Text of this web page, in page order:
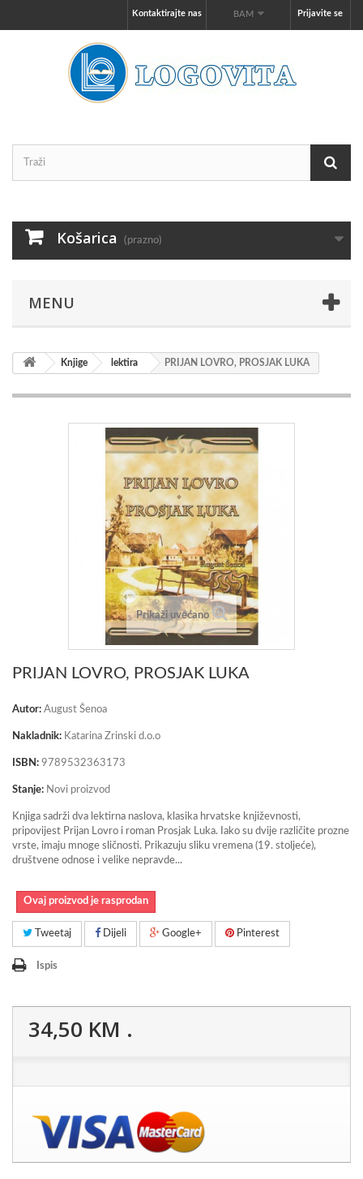
Prijavite se
BAM
Kontaktirajte nas
Košarica (prazno)
MENU
Knjige lektira PRIJAN LOVRO, PROSJAK LUKA
Prikaži uvećano
PRIJAN LOVRO, PROSJAK LUKA
Autor: August Šenoa
Nakladnik: Katarina Zrinski d.o.o
ISBN: 9789532363173
Stanje: Novi proizvod
Knjiga sadrži dva lektirna naslova, klasika hrvatske književnosti,
pripovijest Prijan Lovro i roman Prosjak Luka. Iako su dvije različite prozne
vrste, imaju mnoge sličnosti. Prikazuju sliku vremena (19. stoljeće),
društvene odnose i velike nepravde...
Ovaj proizvod je rasprodan
Tweetaj Dijeli Google+ Pinterest
Ispis
34,50 KM .